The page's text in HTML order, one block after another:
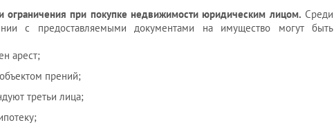
ограничения при покупке недвижимости юридическим лицом. Среди
с предоставляемыми документами на имущество могут быть
арест;
прений;
третьи лица;